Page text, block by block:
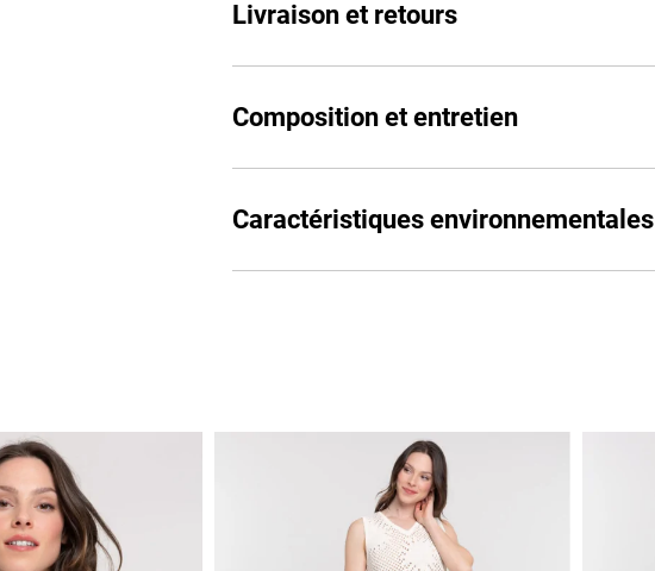
Livraison et retours
Composition et entretien
Caractéristiques environnementales